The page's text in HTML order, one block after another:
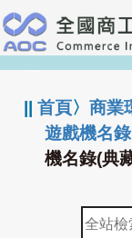
跳
到
主
要
:::
||首頁〉商業
遊戲機名錄
機名錄(典
全
站